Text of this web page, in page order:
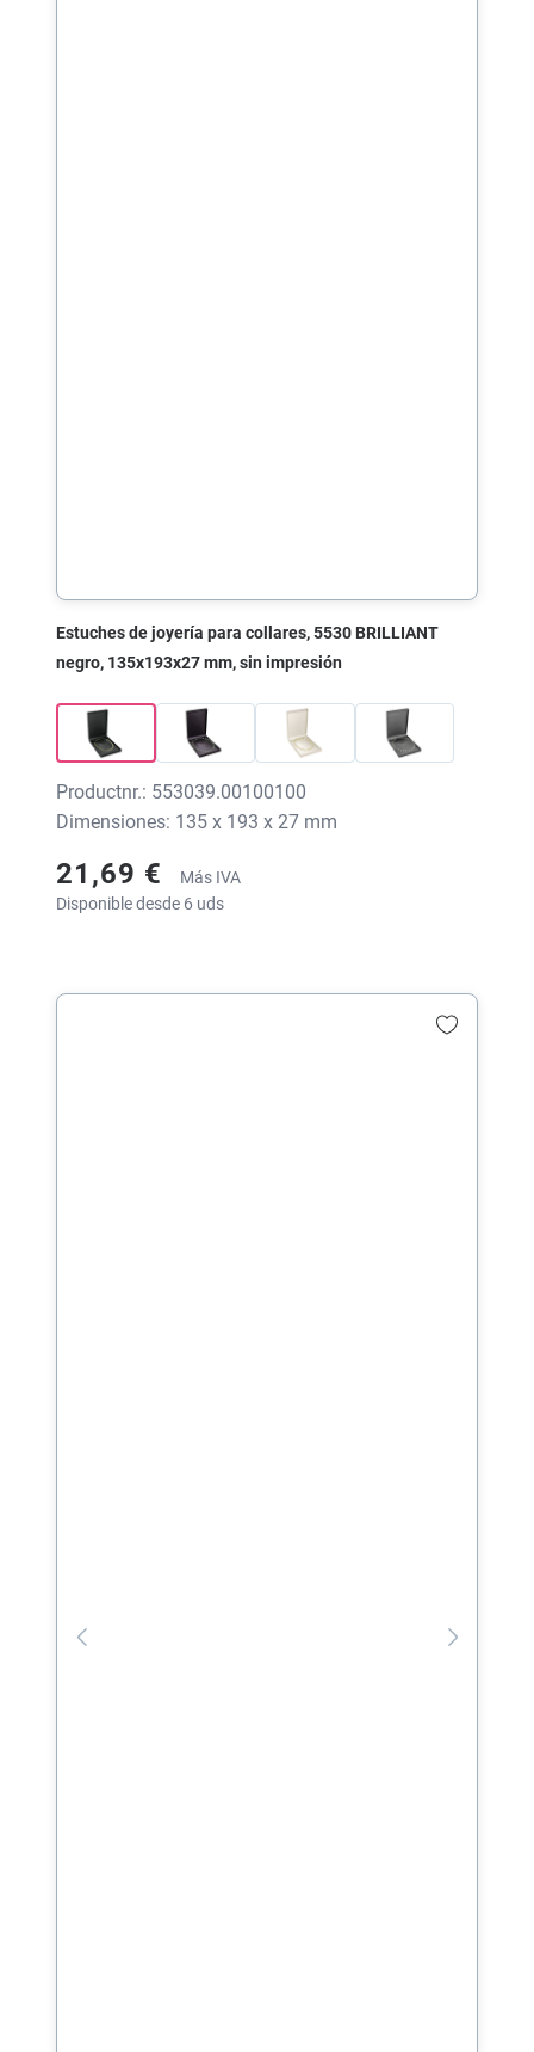
Estuches de joyería para collares, 5530 BRILLIANT
negro, 135x193x27 mm, sin impresión
Productnr.: 553039.00100100
Dimensiones: 135 x 193 x 27 mm
21,69 €
Más IVA
Disponible desde 6 uds